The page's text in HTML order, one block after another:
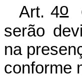
Art. 4o
serão
na
conforme